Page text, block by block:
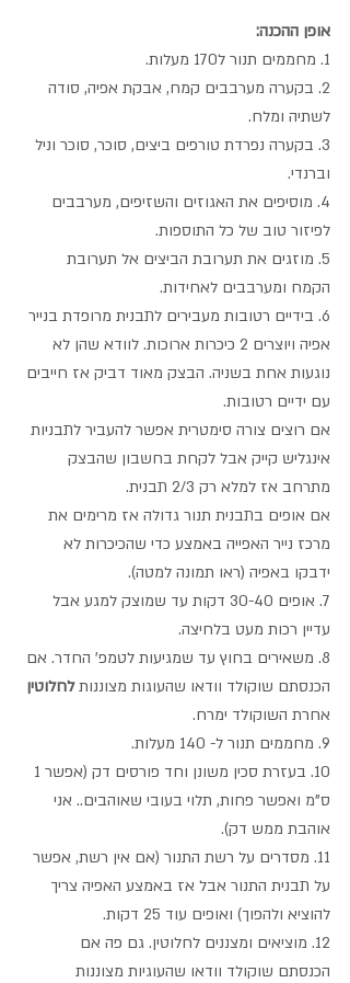
אופן ההכנה:
1. מחממים תנור ל170 מעלות.
2. בקערה מערבבים קמח, אבקת אפיה, סודה
לשתיה ומלח.
3. בקערה נפרדת טורפים ביצים, סוכר, סוכר וניל
וברנדי.
4. מוסיפים את האגוזים והשזיפים, מערבבים
לפיזור טוב של כל התוספות.
5. מוזגים את תערובת הביצים אל תערובת
הקמח ומערבבים לאחידות.
6. בידיים רטובות מעבירים לתבנית מרופדת בנייר
אפיה ויוצרים 2 כיכרות ארוכות. לוודא שהן לא
נוגעות אחת בשניה. הבצק מאוד דביק אז חייבים
עם ידיים רטובות.
אם רוצים צורה סימטרית אפשר להעביר לתבניות
אינגליש קייק אבל לקחת בחשבון שהבצק
מתרחב אז למלא רק 2/3 תבנית.
אם אופים בתבנית תנור גדולה אז מרימים את
מרכז נייר האפייה באמצע כדי שהכיכרות לא
ידבקו באפיה (ראו תמונה למטה).
7. אופים 30-40 דקות עד שמוצק למגע אבל
עדיין רכות מעט בלחיצה.
8. משאירים בחוץ עד שמגיעות לטמפ' החדר. אם
הכנסתם שוקולד וודאו שהעוגות מצוננות לחלוטין
אחרת השוקולד ימרח.
9. מחממים תנור ל- 140 מעלות.
ס"מ ואפשר פחות, תלוי בעובי שאוהבים.. אני
אוהבת ממש דק).
11. מסדרים על רשת התנור (אם אין רשת, אפשר
על תבנית התנור אבל אז באמצע האפיה צריך
להוציא ולהפוך) ואופים עוד 25 דקות.
12. מוציאים ומצננים לחלוטין. גם פה אם
הכנסתם שוקולד וודאו שהעוגיות מצוננות